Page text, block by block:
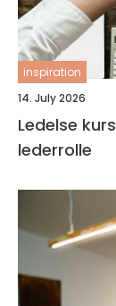
inspiration
14. July 2026
Ledelse kurs praktisk veien til tryggere
lederrolle